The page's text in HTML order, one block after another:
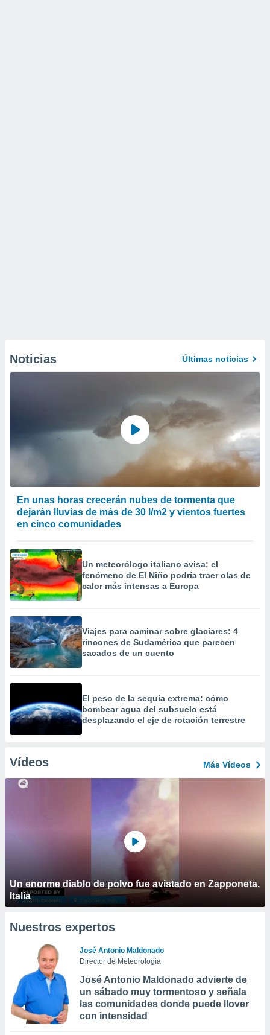
Noticias Últimas noticias
En unas horas crecerán nubes de tormenta que
dejarán lluvias de más de 30 l/m2 y vientos fuertes
en cinco comunidades
Un meteorólogo italiano avisa: el
fenómeno de El Niño podría traer olas de
calor más intensas a Europa
Viajes para caminar sobre glaciares: 4
rincones de Sudamérica que parecen
sacados de un cuento
El peso de la sequía extrema: cómo
bombear agua del subsuelo está
desplazando el eje de rotación terrestre
Vídeos Más Vídeos
Un enorme diablo de polvo fue avistado en Zapponeta,
Italia
Nuestros expertos
José Antonio Maldonado
Director de Meteorología
José Antonio Maldonado advierte de
un sábado muy tormentoso y señala
las comunidades donde puede llover
con intensidad